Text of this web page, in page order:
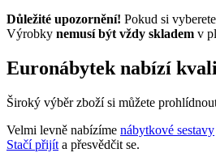
Důležité upozornění! Pokud si
Výrobky nemusí být vždy skladem v
Euronábytek nabízí
Široký výběr zboží si můžete
Velmi levně nabízíme nábytkové sestavy
Stačí přijít a přesvědčit se.